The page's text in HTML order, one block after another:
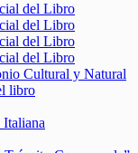
del Libro
del Libro
del Libro
del Libro
Cultural y Natural
libro
Italiana